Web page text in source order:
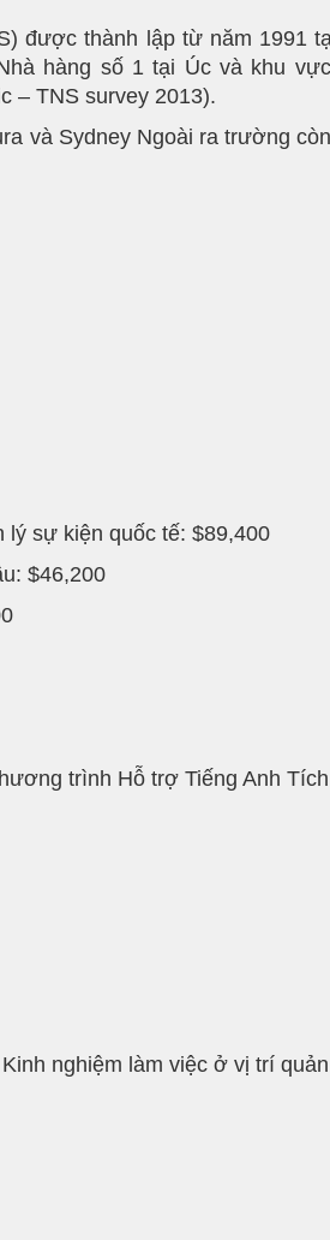
được thành lập từ năm 1991
hàng số 1 tại Úc và khu
– TNS survey 2013).
và Sydney Ngoài ra trường
lý sự kiện quốc tế: $89,400
$46,200
trình Hỗ trợ Tiếng Anh
nghiệm làm việc ở vị trí